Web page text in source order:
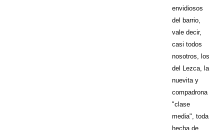
envidiosos
del barrio,
vale decir,
casi todos
nosotros, los
del Lezca, la
nuevita y
compadrona
"clase
media", toda
hecha de